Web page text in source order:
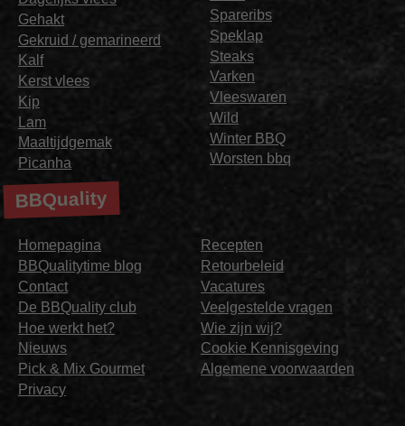
Gehakt
Gekruid / gemarineerd
Kalf
Kerst vlees
Kip
Lam
Maaltijdgemak
Picanha
Spareribs
Speklap
Steaks
Varken
Vleeswaren
Wild
Winter BBQ
Worsten bbq
BBQuality
Homepagina
BBQualitytime blog
Contact
De BBQuality club
Hoe werkt het?
Nieuws
Pick & Mix Gourmet
Privacy
Recepten
Retourbeleid
Vacatures
Veelgestelde vragen
Wie zijn wij?
Cookie Kennisgeving
Algemene voorwaarden